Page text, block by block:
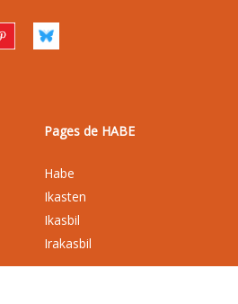
Pages de HABE
Habe
Ikasten
Ikasbil
Irakasbil